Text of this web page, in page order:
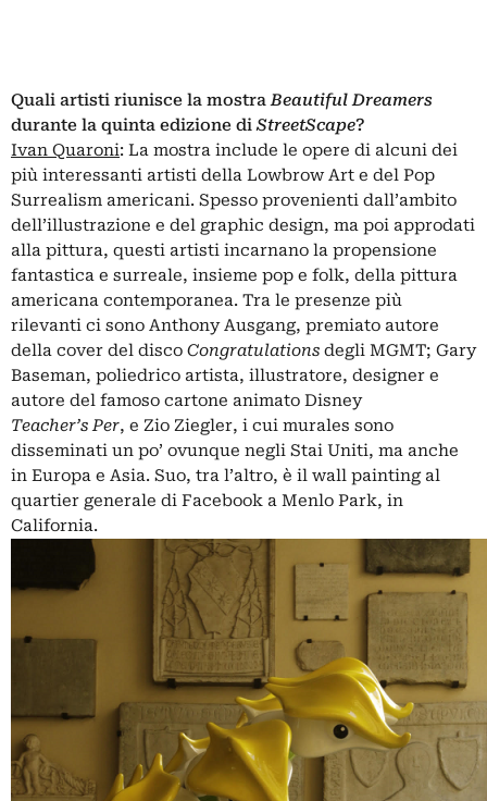
Quali artisti riunisce la mostraBeautiful Dreamers
durante la quinta edizione diStreetScape?
Ivan Quaroni: La mostra include le opere di alcuni dei
più interessanti artisti della Lowbrow Art e del Pop
Surrealism americani. Spesso provenienti dall’ambito
dell’illustrazione e del graphic design, ma poi approdati
alla pittura, questi artisti incarnano la propensione
fantastica e surreale, insieme pop e folk, della pittura
americana contemporanea. Tra le presenze più
rilevanti ci sono Anthony Ausgang, premiato autore
della cover del disco Congratulations degli MGMT; Gary
Baseman, poliedrico artista, illustratore, designer e
autore del famoso cartone animato Disney
Teacher’s Per, e Zio Ziegler, i cui murales sono
disseminati un po’ ovunque negli Stai Uniti, ma anche
in Europa e Asia. Suo, tra l’altro, è il wall painting al
quartier generale di Facebook a Menlo Park, in
California.